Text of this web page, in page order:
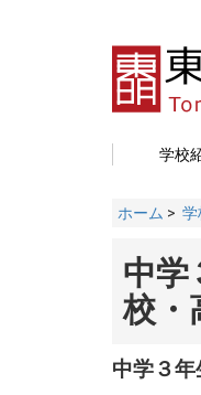
学校
ホーム > 学
中学
校・
中学３